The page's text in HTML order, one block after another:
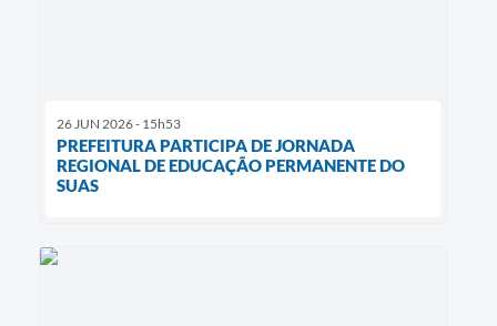
26 JUN 2026 - 15h53
PREFEITURA PARTICIPA DE JORNADA
REGIONAL DE EDUCAÇÃO PERMANENTE DO
SUAS